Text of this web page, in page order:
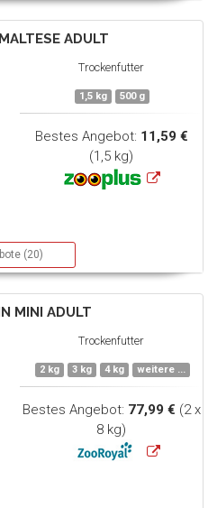
MALTESE ADULT
Trockenfutter
1,5 kg 500 g
Bestes Angebot: 11,59 €
(1,5 kg)
(20)
MINI ADULT
Trockenfutter
2 kg 3 kg 4 kg weitere ...
Bestes Angebot: 77,99 € (2 x
8 kg)